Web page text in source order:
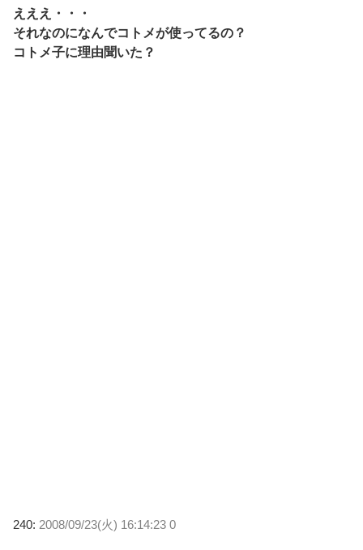
えええ・・・
それなのになんでコトメが使ってるの？
コトメ子に理由聞いた？
240: 2008/09/23(火) 16:14:23 0